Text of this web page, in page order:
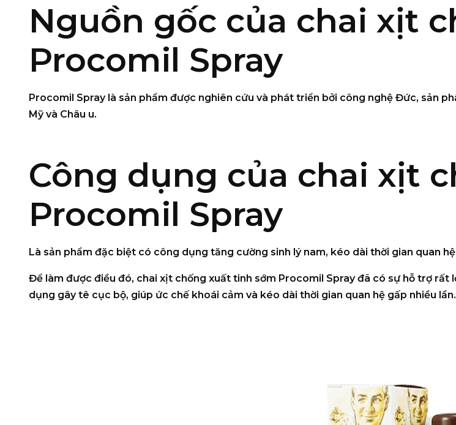
Nguồn gốc của chai xịt
Procomil Spray
Procomil Spraylà sản phẩm được nghiên cứu và phát triển bởi công nghệ Đức, sản
Mỹ và Châu u.
Công dụng của chai xịt
Procomil Spray
Là sản phẩm đặc biệt có công dụng tăng cường sinh lý nam, kéo dài thời gian quan
Để làm được điều đó, chai xịt chống xuất tinh sớm Procomil Sprayđã có sự hỗ trợ rất
dụng gây tê cục bộ, giúp ức chế khoái cảm và kéo dài thời gian quan hệ gấp nhiều lần.